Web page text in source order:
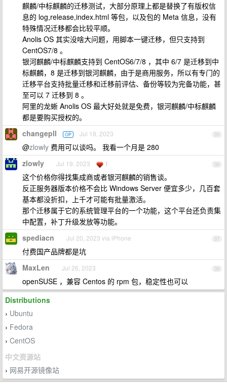
麒麟/中标麒麟的迁移测试，大部分原理上都是替换了有版权信
息的 log,release,index.html 等包，以及包的 Meta 信息，没有
特殊情况迁移都会比较平顺。
Anolis OS 其实没啥大问题，用脚本一键迁移，但只支持到
CentOS7/8 。
银河麒麟/中标麒麟支持到 CentOS6/7/8 ，其中 6/7 是迁移到中
标麒麟，8 是迁移到银河麒麟，由于是商用服务，所以有专门的
迁移平台支持批量迁移和迁移前评估、备份等较为完备功能，甚
至可以 7 迁移到 8 。
阿里的龙蜥 Anolis OS 最大好处就是免费，银河麒麟/中标麒麟
都是要购买授权的。
35
changepll OP Jul 18, 2023
@zlowly 费用可以谈吗。 我看一个月是 280
36
zlowly Jul 19, 2023 1
这个价格你得找集成商或者银河麒麟的销售谈。
反正服务器版本价格不会比 Windows Server 便宜多少，几百套
基本都没折扣，上千才可能有批量激活。
那个迁移属于它的系统管理平台的一个功能，这个平台还负责集
中配置，补丁升级发放等功能。
37
spediacn Jul 20, 2023 via iPhone
付费国产品牌都是坑
38
MaxLen Jul 26, 2023
openSUSE ，兼容 Centos 的 rpm 包，稳定性也可以
Distributions
› Ubuntu
› Fedora
› CentOS
中文资源站
› 网易开源镜像站